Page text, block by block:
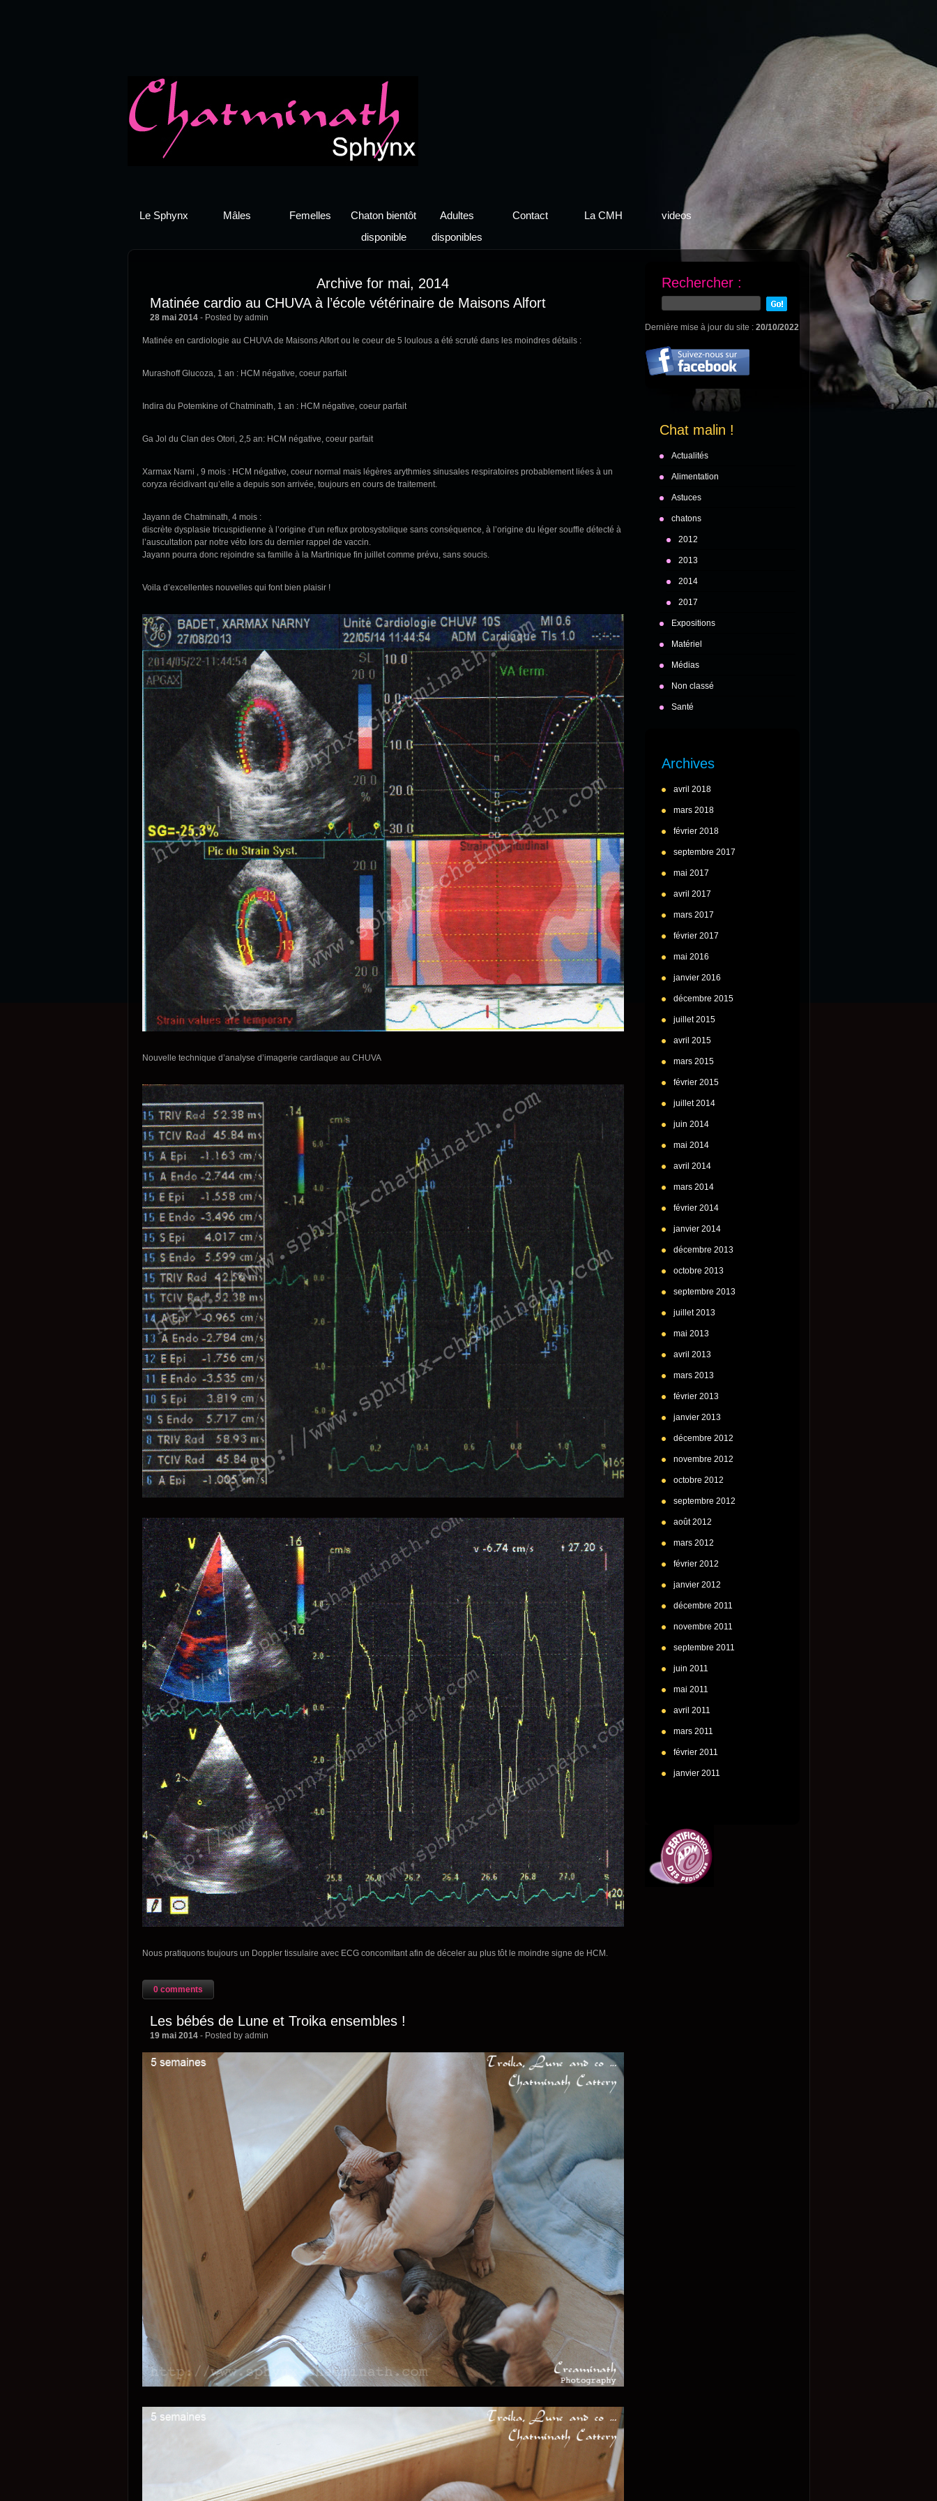
Le Sphynx Mâles Femelles
Chaton bientôt
disponible
Adultes
disponibles
Contact La CMH videos
Archive for mai, 2014
Matinée cardio au CHUVA à l’école vétérinaire de Maisons Alfort
28 mai 2014- Posted by admin
Matinée en cardiologie au CHUVA de Maisons Alfort ou le coeur de 5 loulous a été scruté dans les moindres détails :
Murashoff Glucoza, 1 an : HCM négative, coeur parfait
Indira du Potemkine of Chatminath, 1 an : HCM négative, coeur parfait
Ga Jol du Clan des Otori, 2,5 an: HCM négative, coeur parfait
Xarmax Narni , 9 mois : HCM négative, coeur normal mais légères arythmies sinusales respiratoires probablement liées à un
coryza récidivant qu’elle a depuis son arrivée, toujours en cours de traitement.
Jayann de Chatminath, 4 mois :
discrète dysplasie tricuspidienne à l’origine d’un reflux protosystolique sans conséquence, à l’origine du léger souffle détecté à
l’auscultation par notre véto lors du dernier rappel de vaccin.
Jayann pourra donc rejoindre sa famille à la Martinique fin juillet comme prévu, sans soucis.
Voila d’excellentes nouvelles qui font bien plaisir !
Nouvelle technique d’analyse d’imagerie cardiaque au CHUVA
Nous pratiquons toujours un Doppler tissulaire avec ECG concomitant afin de déceler au plus tôt le moindre signe de HCM.
0 comments
Les bébés de Lune et Troika ensembles !
19 mai 2014- Posted by admin
Rechercher :
Dernière mise à jour du site : 20/10/2022
Chat malin !
Actualités
Alimentation
Astuces
chatons
2012
2013
2014
2017
Expositions
Matériel
Médias
Non classé
Santé
Archives
avril 2018
mars 2018
février 2018
septembre 2017
mai 2017
avril 2017
mars 2017
février 2017
mai 2016
janvier 2016
décembre 2015
juillet 2015
avril 2015
mars 2015
février 2015
juillet 2014
juin 2014
mai 2014
avril 2014
mars 2014
février 2014
janvier 2014
décembre 2013
octobre 2013
septembre 2013
juillet 2013
mai 2013
avril 2013
mars 2013
février 2013
janvier 2013
décembre 2012
novembre 2012
octobre 2012
septembre 2012
août 2012
mars 2012
février 2012
janvier 2012
décembre 2011
novembre 2011
septembre 2011
juin 2011
mai 2011
avril 2011
mars 2011
février 2011
janvier 2011